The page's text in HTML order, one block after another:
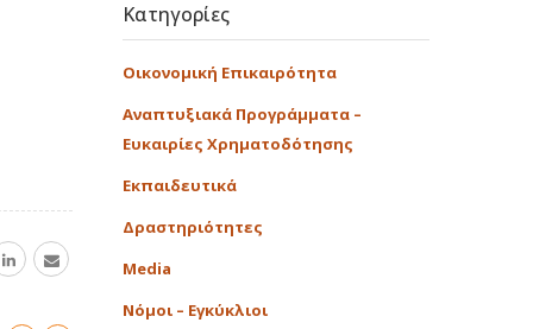
Κατηγορίες
Οικονομική Επικαιρότητα
Αναπτυξιακά Προγράμματα –
Ευκαιρίες Χρηματοδότησης
Εκπαιδευτικά
Δραστηριότητες
Media
Νόμοι – Εγκύκλιοι